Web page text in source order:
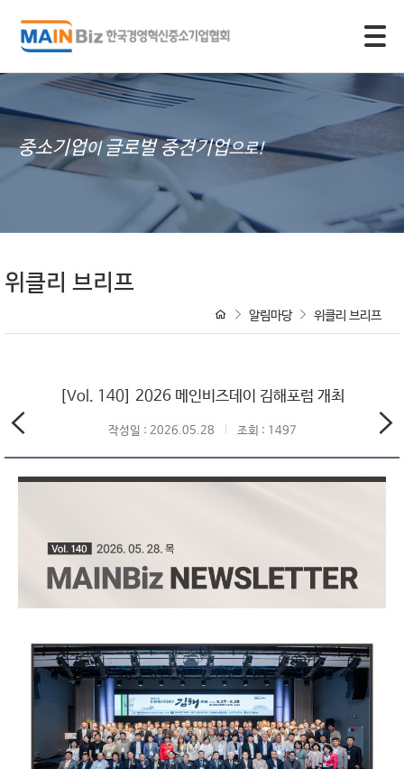
중소기업이 글로벌 중견기업으로!
위클리 브리프
알림마당 위클리 브리프
[Vol. 140] 2026 메인비즈데이 김해포럼 개최
작성일 : 2026.05.28 조회 : 1497